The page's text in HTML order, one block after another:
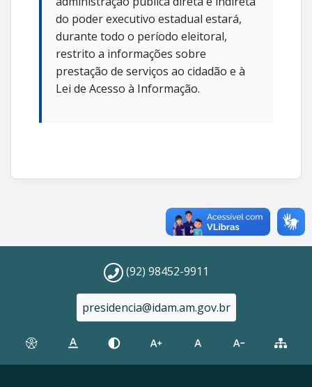
do poder executivo estadual estará,
durante todo o período eleitoral,
restrito a informações sobre
prestação de serviços ao cidadão e à
Lei de Acesso à Informação.
(92) 98452-9911
presidencia@idam.am.gov.br